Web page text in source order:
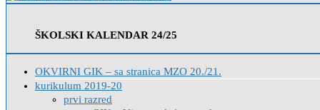
ŠKOLSKI KALENDAR 24/25
OKVIRNI GIK – sa stranica MZO 20./21.
kurikulum 2019-20
prvi razred